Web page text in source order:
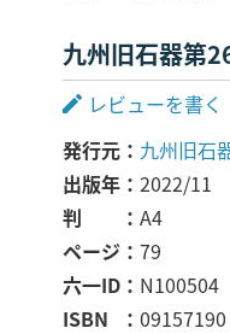
九州旧石器第
レビューを書く
発行元
九州旧石
出版年
2022/11
判
A4
ページ
79
六一ID
N100504
ISBN
09157190